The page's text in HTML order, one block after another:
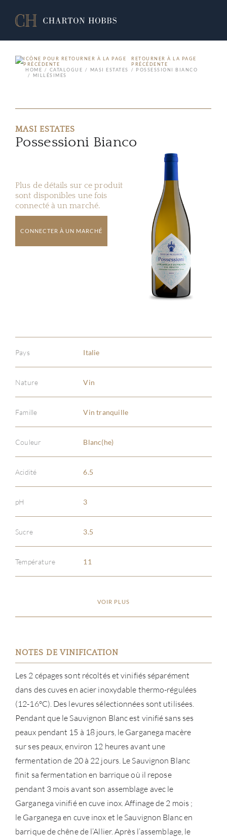
RETOURNER À LA PAGE
PRÉCÉDENTE
HOME
CATALOGUE MASI ESTATES
POSSESSIONI BIANCO
MILLÉSIMES
MASI ESTATES
Possessioni Bianco
Plus de détails sur ce produit
sont disponibles une fois
connecté à un marché.
CONNECTER À UN MARCHÉ
Pays Italie
Nature Vin
Famille Vin tranquille
Couleur Blanc(he)
Acidité 6.5
pH 3
Sucre 3.5
Température 11
VOIR PLUS
NOTES DE VINIFICATION
Les 2 cépages sont récoltés et vinifiés séparément
dans des cuves en acier inoxydable thermo-régulées
(12-16°C). Des levures sélectionnées sont utilisées.
Pendant que le Sauvignon Blanc est vinifié sans ses
peaux pendant 15 à 18 jours, le Garganega macère
sur ses peaux, environ 12 heures avant une
fermentation de 20 à 22 jours. Le Sauvignon Blanc
finit sa fermentation en barrique où il repose
pendant 3 mois avant son assemblage avec le
Garganega vinifié en cuve inox. Affinage de 2 mois ;
le Garganega en cuve inox et le Sauvignon Blanc en
barrique de chêne de l’Allier. Après l’assemblage, le